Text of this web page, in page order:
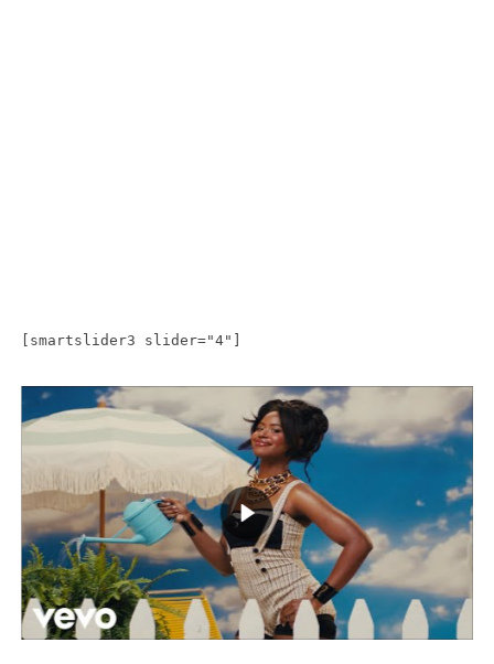
[smartslider3 slider="4"]